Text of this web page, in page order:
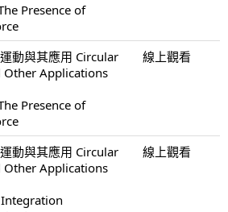
Presence of
動與其應用 Circular
Applications
Presence of
線上觀看
動與其應用 Circular
Applications
線上觀看